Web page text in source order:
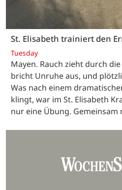
St. Elisabeth trainiert den
Tuesday
Mayen. Rauch zieht durch
bricht Unruhe aus, und
Was nach einem
klingt, war im St. Elisabeth
nur eine Übung. Gemeinsam